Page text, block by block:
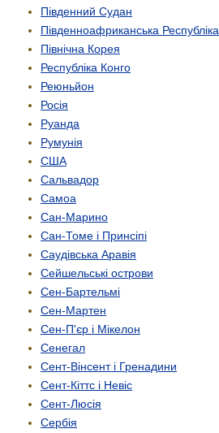
Південний Судан
Південно­африканська Республіка
Північна Корея
Республіка Конго
Реюньйон
Росія
Руанда
Румунія
США
Сальвадор
Самоа
Сан-Марино
Сан-Томе і Принсіпі
Саудівська Аравія
Сейшельські острови
Сен-Бартельмі
Сен-Мартен
Сен-П'єр і Мікелон
Сенегал
Сент-Вінсент і Гренадини
Сент-Кіттс і Невіс
Сент-Люсія
Сербія